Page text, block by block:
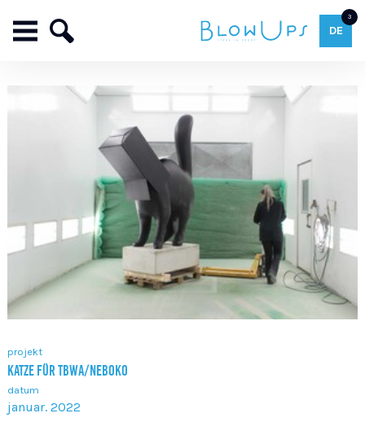
3
DE
projekt
KATZE FÜR TBWA/NEBOKO
datum
januar. 2022